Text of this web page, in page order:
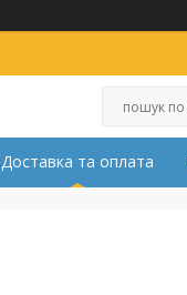
Доставка та оплата